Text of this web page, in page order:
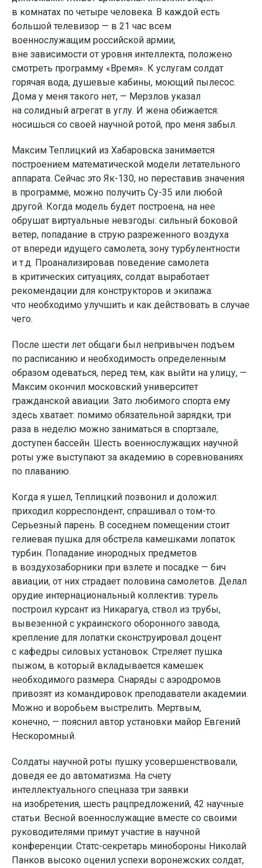
в комнатах по четыре человека. В каждой есть
большой телевизор — в 21 час всем
военнослужащим российской армии,
вне зависимости от уровня интеллекта, положено
смотреть программу «Время». К услугам солдат
горячая вода, душевые кабины, моющий пылесос.
Дома у меня такого нет, — Мерзлов указал
на солидный агрегат в углу. И жена обижается:
носишься со своей научной ротой, про меня забыл.
Максим Теплицкий из Хабаровска занимается
построением математической модели летательного
аппарата. Сейчас это Як-130, но переставив значения
в программе, можно получить Су-35 или любой
другой. Когда модель будет построена, на нее
обрушат виртуальные невзгоды: сильный боковой
ветер, попадание в струю разреженного воздуха
от впереди идущего самолета, зону турбулентности
и т.д. Проанализировав поведение самолета
в критических ситуациях, солдат выработает
рекомендации для конструкторов и экипажа:
что необходимо улучшить и как действовать в случае
чего.
После шести лет общаги был непривычен подъем
по расписанию и необходимость определенным
образом одеваться, перед тем, как выйти на улицу, —
Максим окончил московский университет
гражданской авиации. Зато любимого спорта ему
здесь хватает: помимо обязательной зарядки, три
раза в неделю можно заниматься в спортзале,
доступен бассейн. Шесть военнослужащих научной
роты уже выступают за академию в соревнованиях
по плаванию.
Когда я ушел, Теплицкий позвонил и доложил:
приходил корреспондент, спрашивал о том-то.
Серьезный парень. В соседнем помещении стоит
гелиевая пушка для обстрела камешками лопаток
турбин. Попадание инородных предметов
в воздухозаборники при взлете и посадке — бич
авиации, от них страдает половина самолетов. Делал
орудие интернациональный коллектив: турель
построил курсант из Никарагуа, ствол из трубы,
вывезенной с украинского оборонного завода,
крепление для лопатки сконструировал доцент
с кафедры силовых установок. Стреляет пушка
пыжом, в который вкладывается камешек
необходимого размера. Снаряды с аэродромов
привозят из командировок преподаватели академии.
Можно и воробьем выстрелить. Мертвым,
конечно, — пояснил автор установки майор Евгений
Нескоромный.
Солдаты научной роты пушку усовершенствовали,
доведя ее до автоматизма. На счету
интеллектуального спецназа три заявки
на изобретения, шесть рацпредложений, 42 научные
статьи. Весной военнослужащие вместе со своими
руководителями примут участие в научной
конференции. Статс-секретарь минобороны Николай
Панков высоко оценил успехи воронежских солдат,